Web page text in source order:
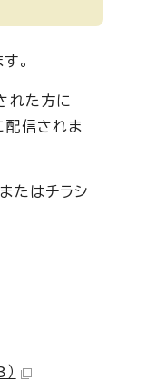
。
れた方に
配信されま
たはチラシ